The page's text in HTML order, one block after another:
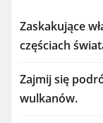
Zaskakujące
częściach
Zajmij się
wulkanów.